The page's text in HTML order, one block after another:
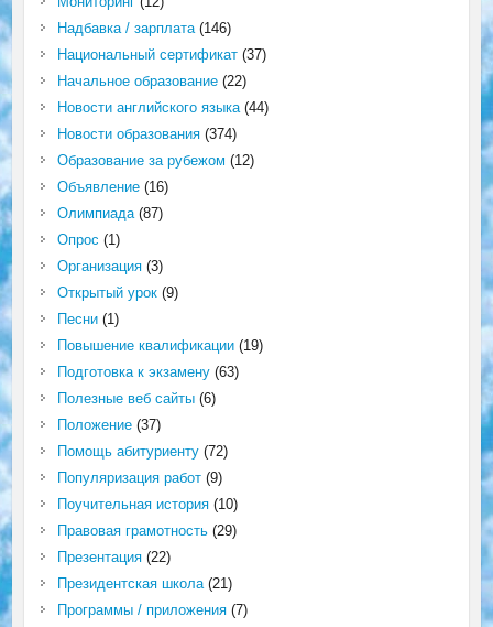
Надбавка / зарплата(146)
Национальный сертификат(37)
Начальное образование(22)
Новости английского языка(44)
Новости образования(374)
Образование за рубежом (12)
Объявление(16)
Олимпиада(87)
Опрос (1)
Организация(3)
Открытый урок(9)
Песни(1)
Повышение квалификации(19)
Подготовка к экзамену(63)
Полезные веб сайты(6)
Положение(37)
Помощь абитуриенту(72)
Популяризация работ(9)
Поучительная история(10)
Правовая грамотность(29)
Презентация(22)
Президентская школа(21)
Программы / приложения(7)